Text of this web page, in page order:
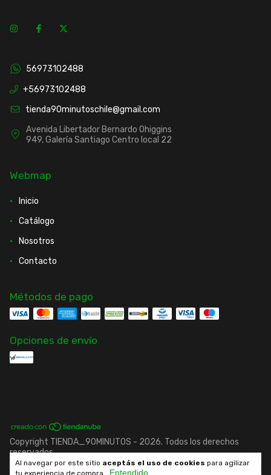
Al navegar por este sitio aceptás el uso de cookies para agilizar
tu experiencia de compra.
Entendido
56973102488
+56973102488
tienda90minutoschile@gmail.com
Avenida Libertador Bernardo Ohiggins
949, Galería Santiago Centro local 22
Webmap
Inicio
Catálogo
Nosotros
Contacto
Métodos de pago
Opciones de envío
Copyright TIENDA_90MINUTOS - 2026. Todos los derechos
reservados.